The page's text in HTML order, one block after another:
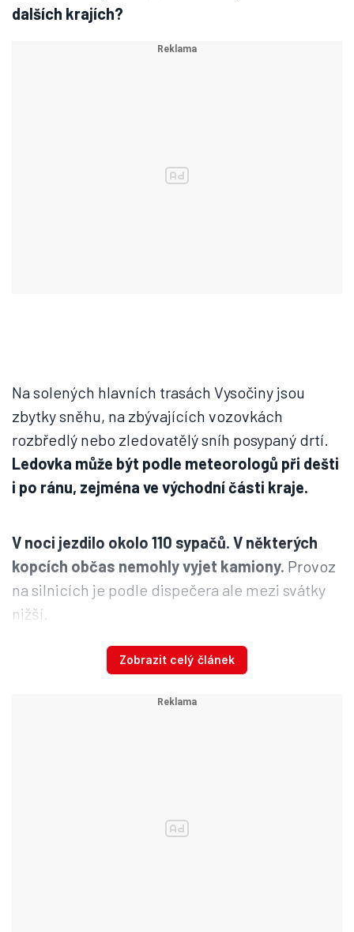
dalších krajích?
Na solených hlavních trasách Vysočiny jsou
zbytky sněhu, na zbývajících vozovkách
rozbředlý nebo zledovatělý sníh posypaný drtí.
Ledovka může být podle meteorologů při dešti
i po ránu, zejména ve východní části kraje.
V noci jezdilo okolo 110 sypačů. V některých
kopcích občas nemohly vyjet kamiony. Provoz
na silnicích je podle dispečera ale mezi svátky
nižší.
Havlíčkobrodsku. Další oznámení byla z
Zobrazit celý článek